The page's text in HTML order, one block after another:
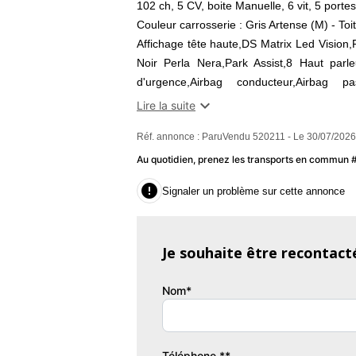
102 ch, 5 CV, boite Manuelle, 6 vit, 5
Couleur carrosserie : Gris Artense (M) -
Affichage tête haute,DS Matrix Led
Noir Perla Nera,Park Assist,8 Haut
d'urgence,Airbag conducteur,Airbag
arrière,Airbags latéraux
AR 2 places 1/3-2/3,Becquet
automatique bi-zones,Commandes
Traction Intelligent,Contrôle electronique
Wings Chromés,Ecran
MADRID
Couleur
Lire la suite 
Réf. annonce : ParuVendu 520211 - Le 30/07/
Au quotidien, prenez les transports en commun
 Signaler un problème sur cette annonce
Je souhaite être
Nom*